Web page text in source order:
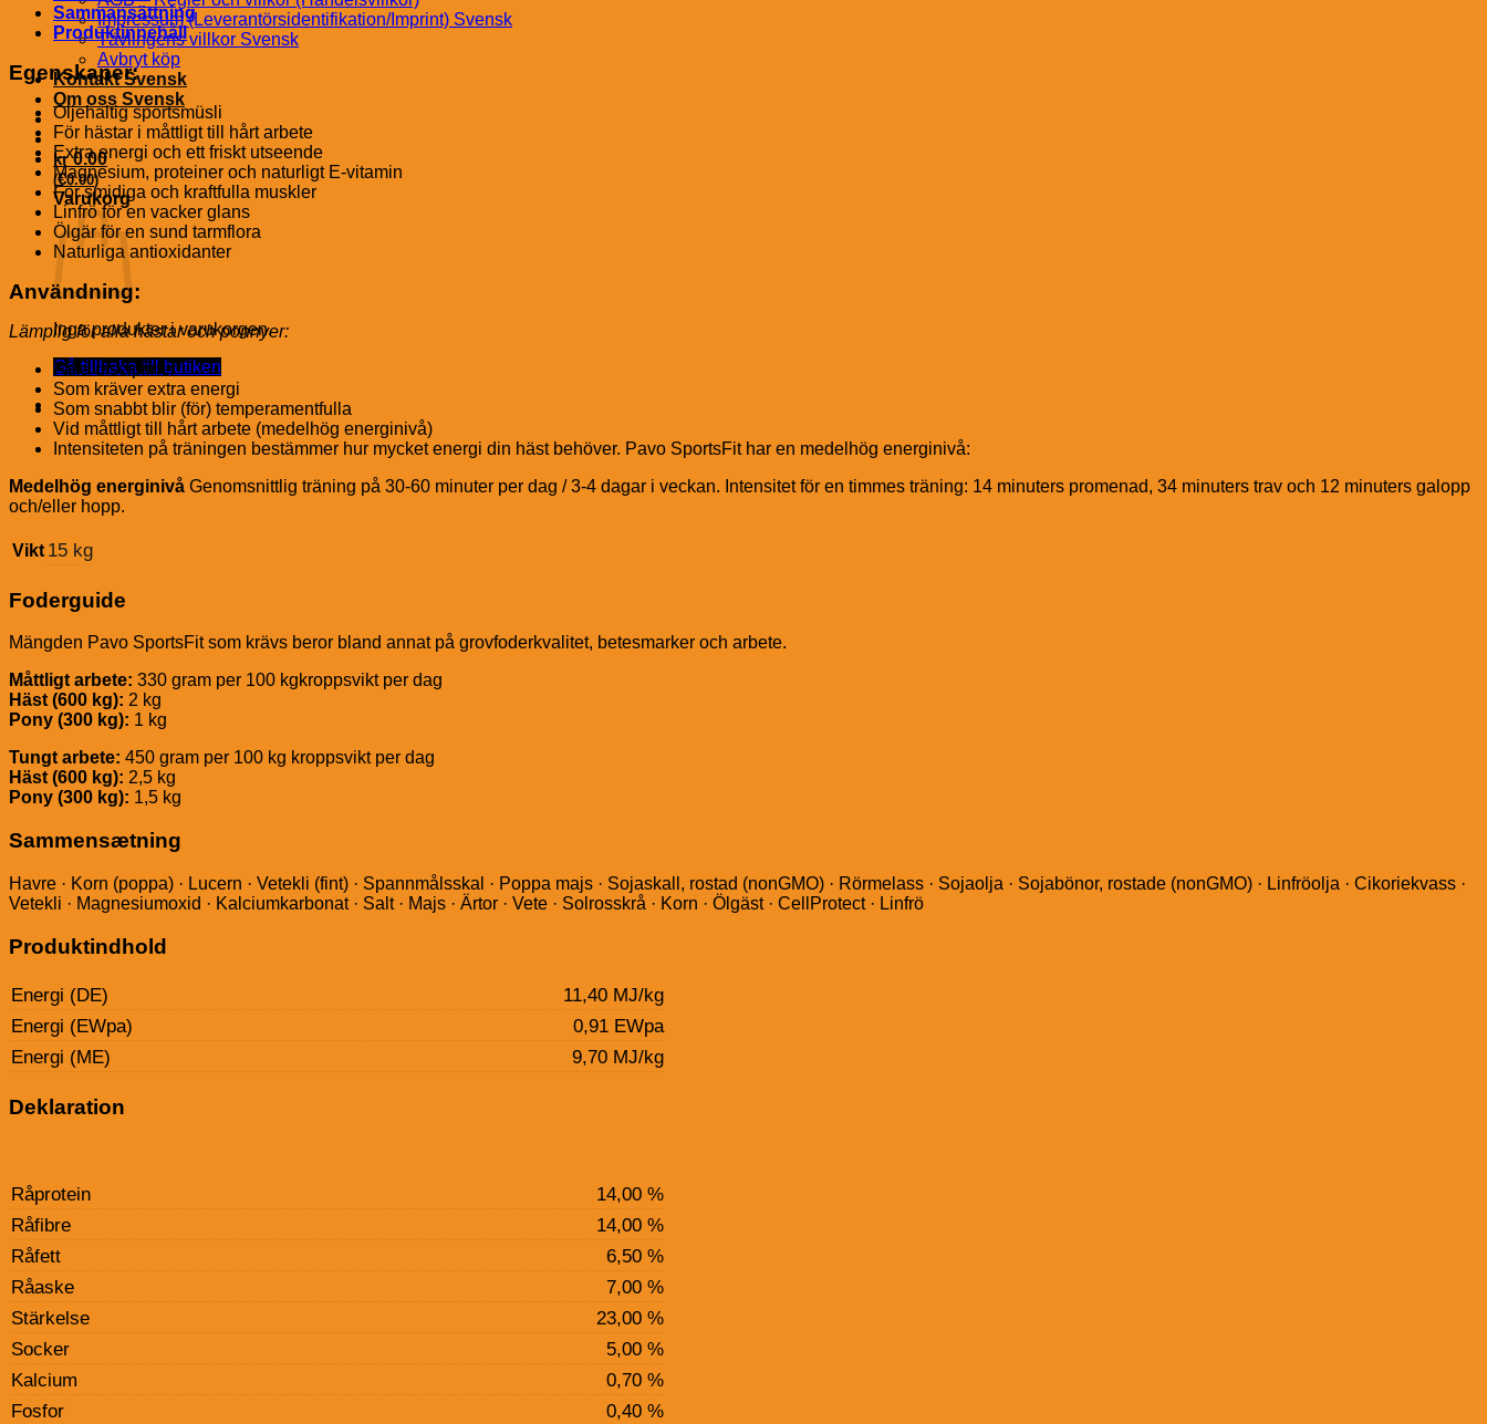
Impressum (Leverantörsidentifikation/Imprint) Svensk
Tävlingens villkor Svensk
Avbryt köp
Kontakt Svensk
Om oss Svensk
kr0.00
(€0.00)
Varukorg
Inga produkter i varukorgen.
Gå tillbaka till butiken
Sammansättning
Produktinnehåll
Egenskaper:
Oljehaltig sportsmüsli
För hästar i måttligt till hårt arbete
Extra energi och ett friskt utseende
Magnesium, proteiner och naturligt E-vitamin
För smidiga och kraftfulla muskler
Linfrö för en vacker glans
Ölgär för en sund tarmflora
Naturliga antioxidanter
Användning:
Lämplig för alla hästar och ponnyer:
I alla discipliner
Som kräver extra energi
Som snabbt blir (för) temperamentfulla
Vid måttligt till hårt arbete (medelhög energinivå)
Intensiteten på träningen bestämmer hur mycket energi din häst behöver. Pavo SportsFit har en medelhög energinivå:
Medelhög energinivå Genomsnittlig träning på 30-60 minuter per dag / 3-4 dagar i veckan. Intensitet för en timmes träning: 14 minuters promenad, 34 minuters trav och 12 minuters galopp
och/eller hopp.
Vikt 15 kg
Foderguide
Mängden Pavo SportsFit som krävs beror bland annat på grovfoderkvalitet, betesmarker och arbete.
Måttligt arbete: 330 gram per 100 kgkroppsvikt per dag
Häst (600 kg): 2 kg
Pony (300 kg): 1 kg
Tungt arbete: 450 gram per 100 kg kroppsvikt per dag
Häst (600 kg): 2,5 kg
Pony (300 kg): 1,5 kg
Sammensætning
Havre · Korn (poppa) · Lucern · Vetekli (fint) · Spannmålsskal · Poppa majs · Sojaskall, rostad (nonGMO) · Rörmelass · Sojaolja · Sojabönor, rostade (nonGMO) · Linfröolja · Cikoriekvass ·
Vetekli · Magnesiumoxid · Kalciumkarbonat · Salt · Majs · Ärtor · Vete · Solrosskrå · Korn · Ölgäst · CellProtect · Linfrö
Produktindhold
Energi (DE)
11,40 MJ/kg
Energi (EWpa)
0,91 EWpa
Energi (ME)
9,70 MJ/kg
Deklaration
Råprotein
14,00 %
Råfibre
14,00 %
Råfett
6,50 %
Råaske
7,00 %
Stärkelse
23,00 %
Socker
5,00 %
Kalcium
0,70 %
Fosfor
0,40 %